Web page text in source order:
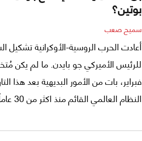
بوتين؟
سميح صعب
أعادت الحرب الروسية-الأوكرانية تشكيل
فبراير، بات من الأمور البديهية بعد هذا
كانون الثاني/يناير 2021.